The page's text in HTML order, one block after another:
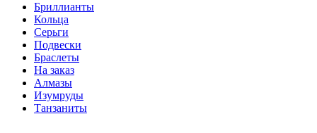
Бриллианты
Кольца
Серьги
Подвески
Браслеты
На заказ
Алмазы
Изумруды
Танзаниты